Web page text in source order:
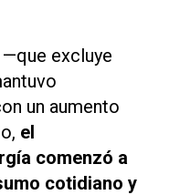
excluye
un aumento
el
comenzó a
cotidiano y